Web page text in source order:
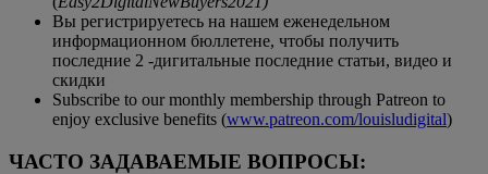
Вы регистрируетесь на нашем еженедельном
информационном бюллетене, чтобы получить
последние 2 -дигитальные последние статьи, видео и
скидки
Subscribe to our monthly membership through Patreon to
enjoy exclusive benefits (www.patreon.com/louisludigital)
ЧАСТО ЗАДАВАЕМЫЕ ВОПРОСЫ: